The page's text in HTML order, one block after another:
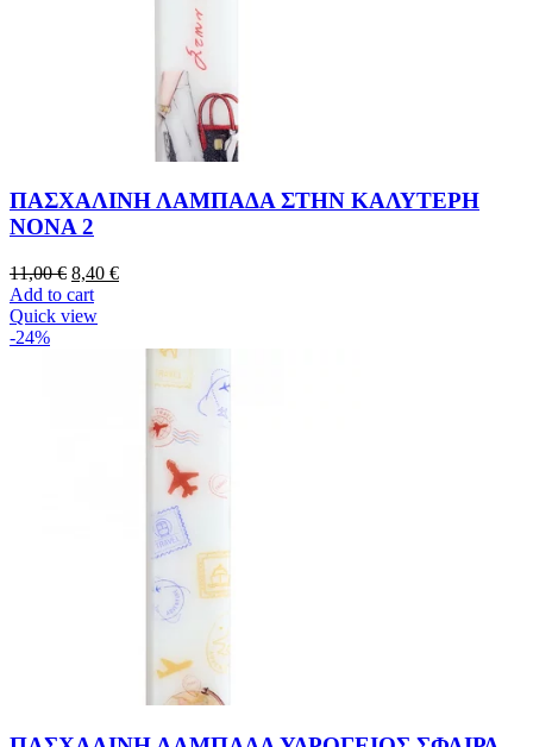
ΠΑΣΧΑΛΙΝΗ ΛΑΜΠΑΔΑ ΣΤΗΝ ΚΑΛΥΤΕΡΗ
ΝΟΝΑ 2
11,00€ 8,40 €
Add to cart
Quick view
-24%